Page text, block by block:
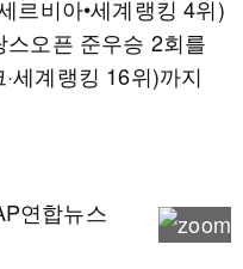
르비아•세계랭킹 4위)
오픈 준우승 2회를
세계랭킹 16위)까지